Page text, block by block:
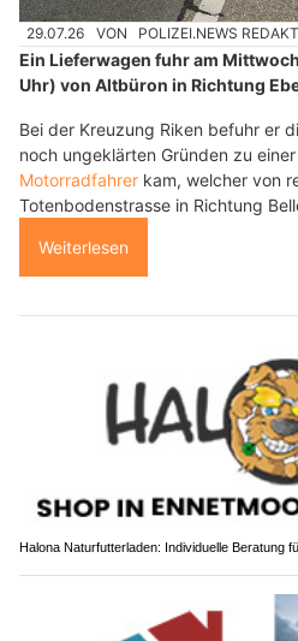
29.07.26 VON POLIZEI.NEWS
Ein Lieferwagen fuhr am
Uhr) von Altbüron in Richtung
Bei der Kreuzung Riken befuhr er
noch ungeklärten Gründen zu einer
Motorradfahrer kam, welcher von
Totenbodenstrasse in Richtung
Weiterlesen
Halona Naturfutterladen: Individuelle Beratung